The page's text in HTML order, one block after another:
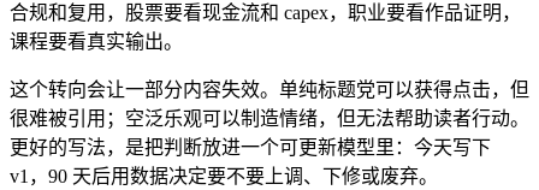
合规和复用，股票要看现金流和 capex，职业要看作品证明，
课程要看真实输出。
这个转向会让一部分内容失效。单纯标题党可以获得点击，但
很难被引用；空泛乐观可以制造情绪，但无法帮助读者行动。
更好的写法，是把判断放进一个可更新模型里：今天写下
v1，90 天后用数据决定要不要上调、下修或废弃。